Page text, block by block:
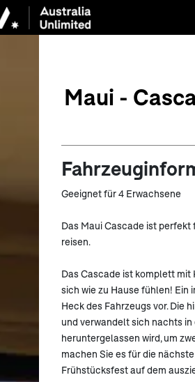
Maui -
Geeignet für 4 Erwachsene
Das Maui Cascade ist perfekt
reisen.
Das Cascade ist komplett
sich wie zu Hause fühlen!
Heck des Fahrzeugs vor. Die
und verwandelt sich nachts
heruntergelassen wird, um
machen Sie es für die
Frühstücksfest auf dem